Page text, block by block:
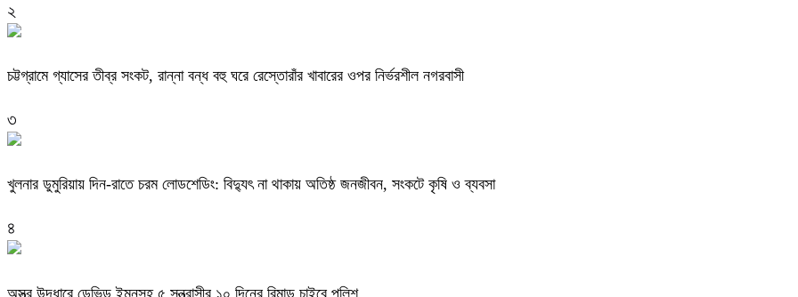
২
চট্টগ্রামে গ্যাসের তীব্র সংকট, রান্না বন্ধ বহু ঘরে রেস্তোরাঁর খাবারের ওপর নির্ভরশীল নগরবাসী
৩
খুলনার ডুমুরিয়ায় দিন-রাতে চরম লোডশেডিং: বিদ্যুৎ না থাকায় অতিষ্ঠ জনজীবন, সংকটে কৃষি ও ব্যবসা
৪
অস্ত্র উদ্ধারে ডেভিড ইমনসহ ৫ সন্ত্রাসীর ১০ দিনের রিমান্ড চাইবে পুলিশ